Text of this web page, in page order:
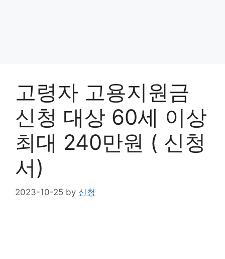
고령자 고용지원금
신청 대상 60세 이상
최대 240만원 ( 신청
서)
2023-10-25 by 신청